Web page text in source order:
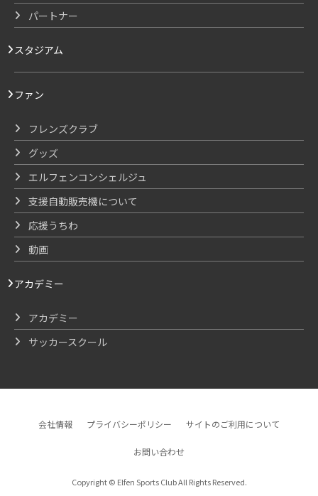
パートナー
スタジアム
ファン
フレンズクラブ
グッズ
エルフェンコンシェルジュ
支援自動販売機について
応援うちわ
動画
アカデミー
アカデミー
サッカースクール
会社情報 プライバシーポリシー サイトのご利用について
お問い合わせ
Copyright © Elfen Sports Club All Rights Reserved.